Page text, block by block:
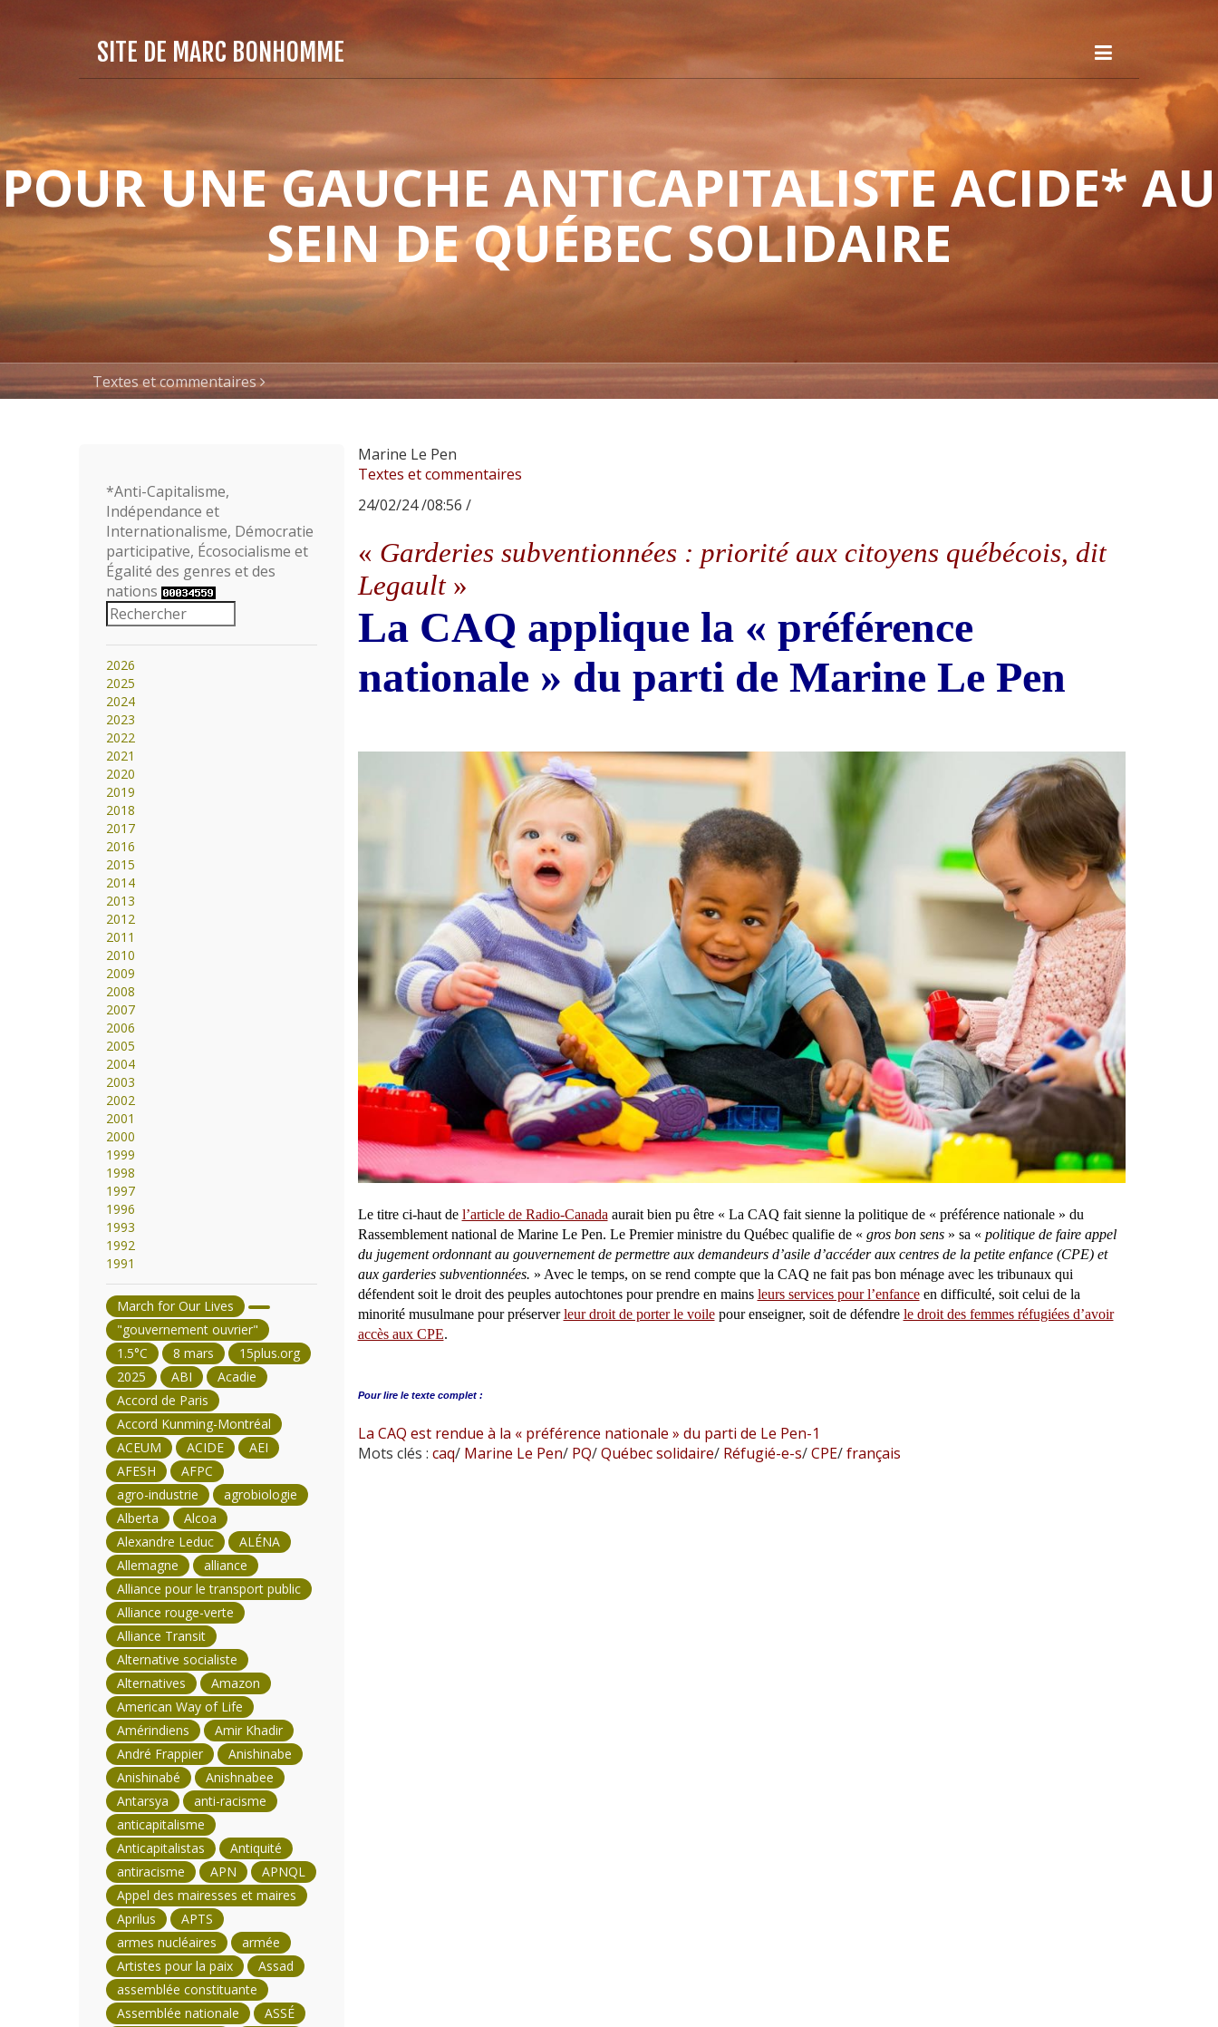
SITE DE MARC BONHOMME
POUR UNE GAUCHE ANTICAPITALISTE ACIDE* AU
SEIN DE QUÉBEC SOLIDAIRE
Textes et commentaires
Marine Le Pen
Textes et commentaires
24/02/24 /08:56 /
« Garderies subventionnées : priorité aux citoyens québécois, dit
Legault »
La CAQ applique la « préférence
nationale » du parti de Marine Le Pen
Le titre ci-haut de l’article de Radio-Canada aurait bien pu être « La CAQ fait sienne la politique de « préférence nationale » du
Rassemblement national de Marine Le Pen. Le Premier ministre du Québec qualifie de « gros bon sens» sa « politique de faire appel
du jugement ordonnant au gouvernement de permettre aux demandeurs d’asile d’accéder aux centres de la petite enfance (CPE) et
aux garderies subventionnées. » Avec le temps, on se rend compte que la CAQ ne fait pas bon ménage avec les tribunaux qui
défendent soit le droit des peuples autochtones pour prendre en mains leurs services pour l’enfanceen difficulté, soit celui de la
minorité musulmane pour préserverleur droit de porter le voilepour enseigner, soit de défendre le droit des femmes réfugiées d’avoir
accès aux CPE.
Pour lire le texte complet :
La CAQ est rendue à la « préférence nationale » du parti de Le Pen-1
Mots clés : caq/Marine Le Pen/PQ/Québec solidaire/Réfugié-e-s/CPE/français
*Anti-Capitalisme,
Indépendance et
Internationalisme, Démocratie
participative, Écosocialisme et
Égalité des genres et des
nations
2026
2025
2024
2023
2022
2021
2020
2019
2018
2017
2016
2015
2014
2013
2012
2011
2010
2009
2008
2007
2006
2005
2004
2003
2002
2001
2000
1999
1998
1997
1996
1993
1992
1991
March for Our Lives
"gouvernement ouvrier"
1.5°C
8 mars
15plus.org
2025
ABI
Acadie
Accord de Paris
Accord Kunming-Montréal
ACEUM
ACIDE
AEI
AFESH
AFPC
agro-industrie
agrobiologie
Alberta
Alcoa
Alexandre Leduc
ALÉNA
Allemagne
alliance
Alliance pour le transport public
Alliance rouge-verte
Alliance Transit
Alternative socialiste
Alternatives
Amazon
American Way of Life
Amérindiens
Amir Khadir
André Frappier
Anishinabe
Anishinabé
Anishnabee
Antarsya
anti-racisme
anticapitalisme
Anticapitalistas
Antiquité
antiracisme
APN
APNQL
Appel des mairesses et maires
Aprilus
APTS
armes nucléaires
armée
Artistes pour la paix
Assad
assemblée constituante
Assemblée nationale
ASSÉ